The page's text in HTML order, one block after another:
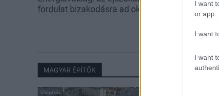
I want
or app.
I want
I want
fordulat bizakodásra ad okot
kedden
utolsó turbina
MAGYAR ÉPÍTŐK
Útépítés